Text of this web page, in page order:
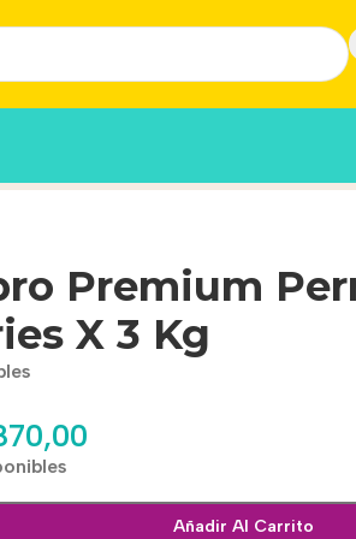
Premium
X 3 Kg
Añadir Al Carrito